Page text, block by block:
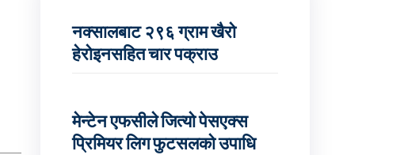
नक्सालबाट २९६ ग्राम खैरो
हेरोइनसहित चार पक्राउ
मेन्टेन एफसीले जित्यो पेसएक्स
प्रिमियर लिग फुटसलको उपाधि